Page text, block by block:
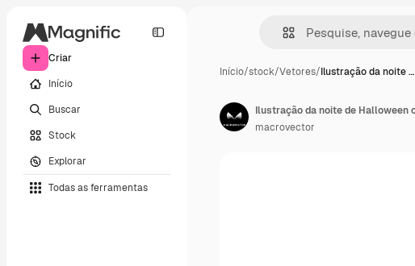
Criar
Início
Buscar
Stock
Explorar
Todas as ferramentas
Início/stock/Vetores/Ilustração da noite …
macrovector